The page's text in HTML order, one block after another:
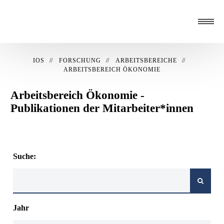
IOS FORSCHUNG
ARBEITSBEREICHE
ARBEITSBEREICH ÖKONOMIE
Arbeitsbereich Ökonomie -
Publikationen der Mitarbeiter*innen
Suche:
Jahr